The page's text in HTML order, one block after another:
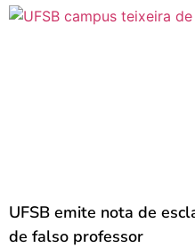
UFSB emite nota de
de falso professor